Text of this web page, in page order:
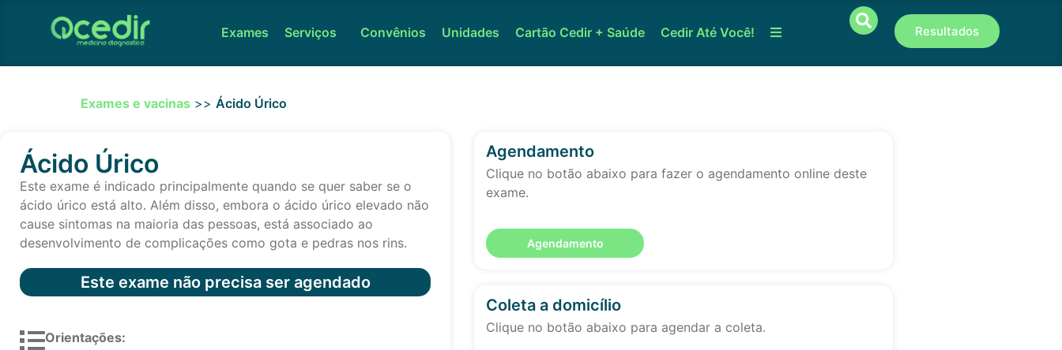
Exames Serviços Convênios Unidades Cartão Cedir + Saúde Cedir Até Você! Resultados
Exames e vacinas >> Ácido Úrico
Ácido Úrico
Este exame é indicado principalmente quando se quer saber se o
ácido úrico está alto. Além disso, embora o ácido úrico elevado não
cause sintomas na maioria das pessoas, está associado ao
desenvolvimento de complicações como gota e pedras nos rins.
Este exame não precisa ser agendado
Orientações:
Agendamento
Clique no botão abaixo para fazer o agendamento online deste
exame.
Agendamento
Coleta a domicílio
Clique no botão abaixo para agendar a coleta.